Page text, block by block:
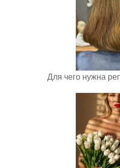
Для чего нужна